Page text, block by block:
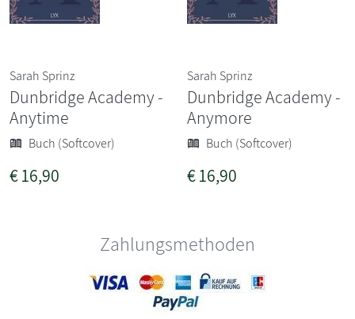
Sarah Sprinz
Dunbridge Academy -
Anytime
Buch (Softcover)
€16,90
Sarah Sprinz
Dunbridge Academy -
Anymore
Buch (Softcover)
€16,90
Zahlungsmethoden